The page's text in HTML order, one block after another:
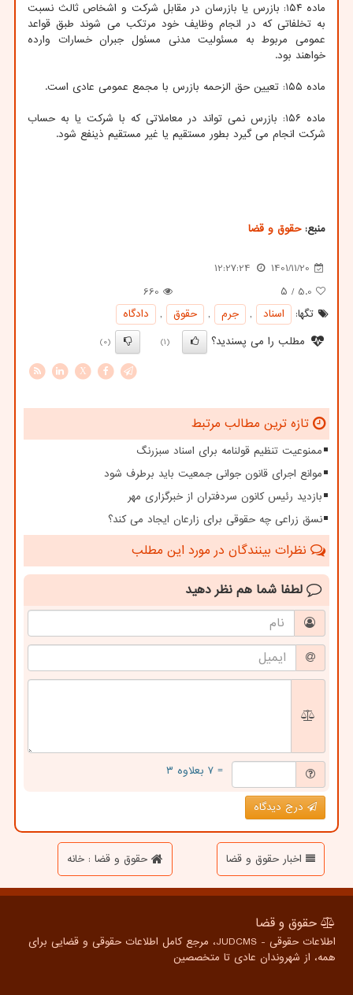
ماده ۱۵۴: بازرس یا بازرسان در مقابل شرکت و اشخاص ثالث نسبت
به تخلفاتی که در انجام وظایف خود مرتکب می شوند طبق قواعد
عمومی مربوط به مسئولیت مدنی مسئول جبران خسارات وارده
خواهند بود.
ماده ۱۵۵: تعیین حق الزحمه بازرس با مجمع عمومی عادی است.
ماده ۱۵۶: بازرس نمی تواند در معاملاتی که با شرکت یا به حساب
شرکت انجام می گیرد بطور مستقیم یا غیر مستقیم ذینفع شود.
منبع:حقوق و قضا
1401/11/20
12:27:24
5.0 / ۵
660
تگها:
اسناد , جرم , حقوق ,
دادگاه
مطلب را می پسندید؟
(1)
(0)
X
تازه ترین مطالب مرتبط
ممنوعیت تنظیم قولنامه برای اسناد سبزرنگ
موانع اجرای قانون جوانی جمعیت باید برطرف شود
بازدید رئیس کانون سردفتران از خبرگزاری مهر
نسق زراعی چه حقوقی برای زارعان ایجاد می کند؟
نظرات بینندگان در مورد این مطلب
لطفا شما هم نظر دهید
= ۷ بعلاوه ۳
درج دیدگاه
اخبار حقوق و قضا حقوق و قضا : خانه
حقوق و قضا
اطلاعات حقوقی - JUDCMS، مرجع کامل اطلاعات حقوقی و قضایی برای
همه، از شهروندان عادی تا متخصصین